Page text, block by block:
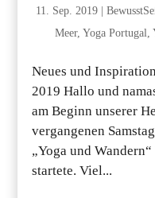
11. Sep. 2019|
Meer, Yoga Portugal,
Neues und
2019 Hallo und
am Beginn unserer
vergangenen
„Yoga und
startete. Viel...